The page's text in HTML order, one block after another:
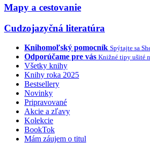
Mapy a cestovanie
Cudzojazyčná literatúra
Knihomoľský pomocník Spýtajte sa
Odporúčame pre vás Knižné tipy ušité
Všetky knihy
Knihy roka 2025
Bestsellery
Novinky
Pripravované
Akcie a zľavy
Kolekcie
BookTok
Mám záujem o titul